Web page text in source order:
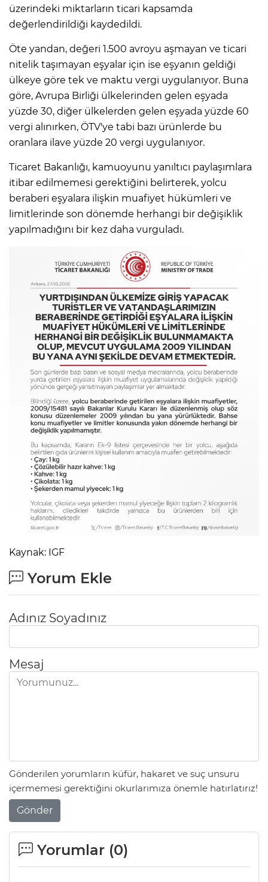
üzerindeki miktarların ticari kapsamda
değerlendirildiği kaydedildi.
Öte yandan, değeri 1.500 avroyu aşmayan ve ticari
nitelik taşımayan eşyalar için ise eşyanın geldiği
ülkeye göre tek ve maktu vergi uygulanıyor. Buna
göre, Avrupa Birliği ülkelerinden gelen eşyada
yüzde 30, diğer ülkelerden gelen eşyada yüzde 60
vergi alınırken, ÖTV'ye tabi bazı ürünlerde bu
oranlara ilave yüzde 20 vergi uygulanıyor.
Ticaret Bakanlığı, kamuoyunu yanıltıcı paylaşımlara
itibar edilmemesi gerektiğini belirterek, yolcu
beraberi eşyalara ilişkin muafiyet hükümleri ve
limitlerinde son dönemde herhangi bir değişiklik
yapılmadığını bir kez daha vurguladı.
Kaynak: IGF
Yorum Ekle
Adınız Soyadınız
Mesaj
Gönderilen yorumların küfür, hakaret ve suç unsuru
içermemesi gerektiğini okurlarımıza önemle hatırlatırız!
Gönder
Yorumlar (0)